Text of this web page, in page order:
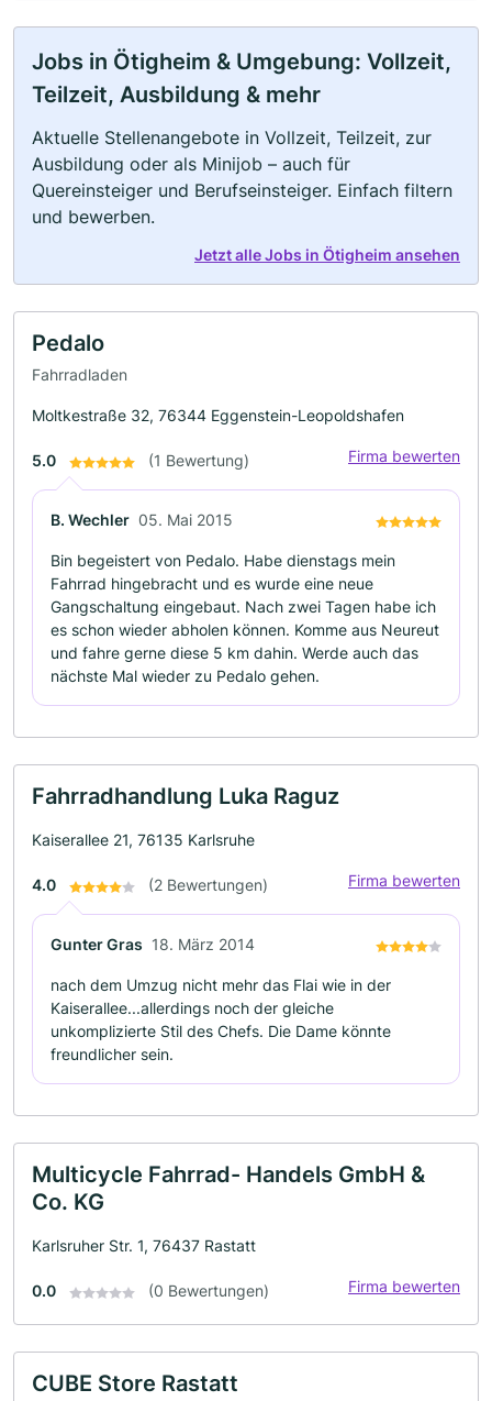
Jobs in Ötigheim & Umgebung: Vollzeit,
Teilzeit, Ausbildung & mehr
Aktuelle Stellenangebote in Vollzeit, Teilzeit, zur
Ausbildung oder als Minijob – auch für
Quereinsteiger und Berufseinsteiger. Einfach filtern
und bewerben.
Jetzt alle Jobs in Ötigheim ansehen
Pedalo
Fahrradladen
Moltkestraße 32, 76344 Eggenstein-Leopoldshafen
5.0 (1 Bewertung) Firma bewerten
B. Wechler 05. Mai 2015
Bin begeistert von Pedalo. Habe dienstags mein
Fahrrad hingebracht und es wurde eine neue
Gangschaltung eingebaut. Nach zwei Tagen habe ich
es schon wieder abholen können. Komme aus Neureut
und fahre gerne diese 5 km dahin. Werde auch das
nächste Mal wieder zu Pedalo gehen.
Fahrradhandlung Luka Raguz
Kaiserallee 21, 76135 Karlsruhe
4.0 (2 Bewertungen) Firma bewerten
Gunter Gras 18. März 2014
nach dem Umzug nicht mehr das Flai wie in der
Kaiserallee...allerdings noch der gleiche
unkomplizierte Stil des Chefs. Die Dame könnte
freundlicher sein.
Multicycle Fahrrad- Handels GmbH &
Co. KG
Karlsruher Str. 1, 76437 Rastatt
0.0 (0 Bewertungen) Firma bewerten
CUBE Store Rastatt